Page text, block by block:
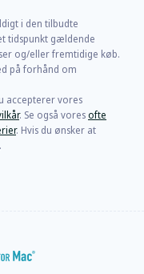
i den tilbudte
tidspunkt gældende
og/eller fremtidige køb.
på forhånd om
accepterer vores
. Se også voresofte
. Hvis du ønsker at
.